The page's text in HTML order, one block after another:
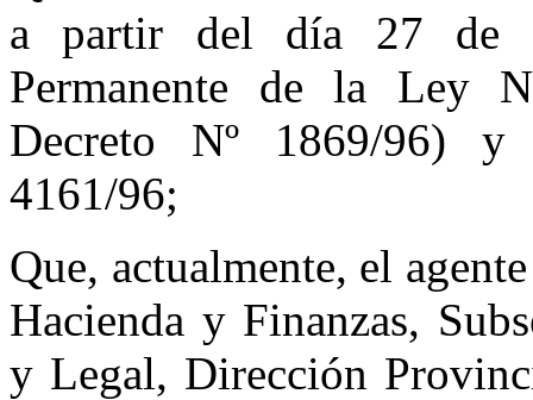
a partir del día 27 de
Permanente de la Ley
Decreto Nº 1869/96) y
4161/96;
Que, actualmente, el
Hacienda y Finanzas,
y Legal, Dirección